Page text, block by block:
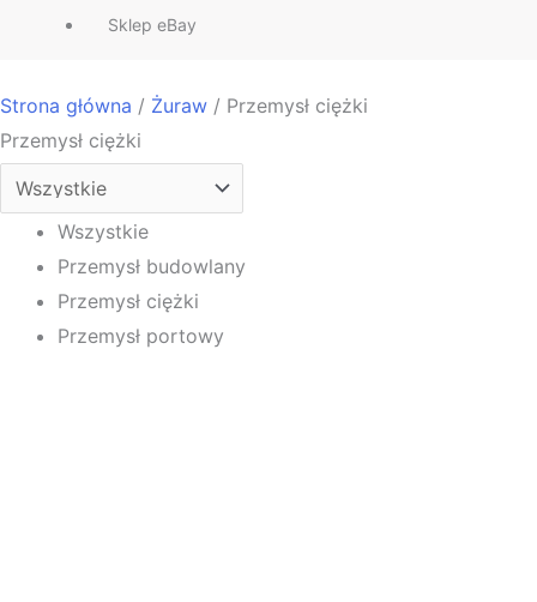
Sklep eBay
Strona główna / Żuraw / Przemysł ciężki
Przemysł ciężki
Wszystkie
Przemysł budowlany
Przemysł ciężki
Przemysł portowy